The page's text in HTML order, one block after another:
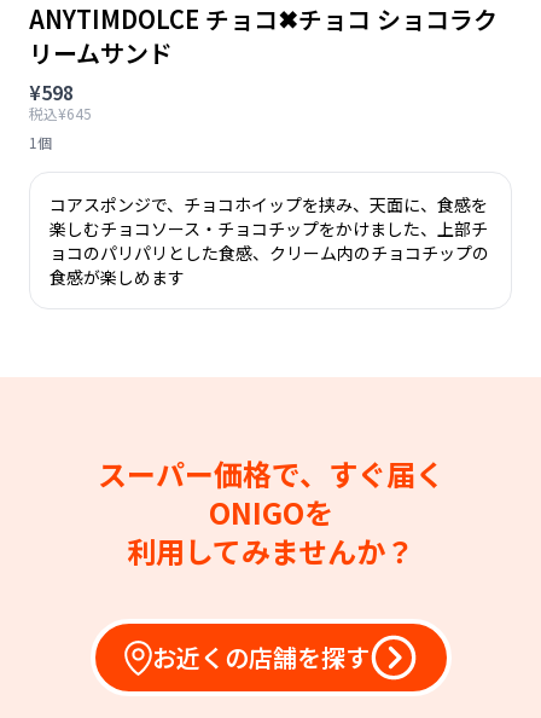
ANYTIMDOLCE チョコ✖チョコ ショコラク
リームサンド
¥598
税込¥645
1個
コアスポンジで、チョコホイップを挟み、天面に、食感を
楽しむチョコソース・チョコチップをかけました、上部チ
ョコのパリパリとした食感、クリーム内のチョコチップの
食感が楽しめます
スーパー価格で、すぐ届く
ONIGOを
利用してみませんか？
お近くの店舗を探す